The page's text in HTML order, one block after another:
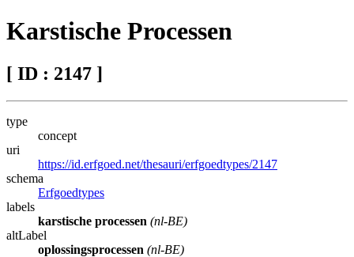
Karstische Processen
[ ID : 2147 ]
type
concept
uri
https://id.erfgoed.net/thesauri/erfgoedtypes/2147
schema
Erfgoedtypes
labels
karstische processen (nl-BE)
altLabel
oplossingsprocessen (nl-BE)